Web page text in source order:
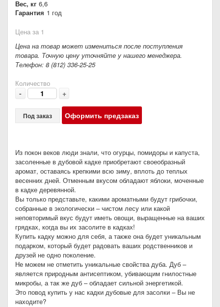
Вес, кг 6,6
Гарантия 1 год
Цена за 1
Цена на товар может измениться после поступления
товара. Точную цену уточняйте у нашего менеджера.
Телефон: 8 (812) 336-25-25
Количество
- +
Под заказ Оформить предзаказ
Из покон веков люди знали, что огурцы, помидоры и капуста,
засоленные в дубовой кадке приобретают своеобразный
аромат, оставаясь крепкими всю зиму, вплоть до теплых
весенних дней. Отменным вкусом обладают яблоки, моченные
в кадке деревянной.
Вы только представьте, какими ароматными будут грибочки,
собранные в экологически – чистом лесу или какой
неповторимый вкус будут иметь овощи, выращенные на ваших
грядках, когда вы их засолите в кадках!
Купить кадку можно для себя, а также она будет уникальным
подарком, который будет радовать ваших родственников и
друзей не одно поколение.
Не можем не отметить уникальные свойства дуба. Дуб –
является природным антисептиком, убивающим гнилостные
микробы, а так же дуб – обладает сильной энергетикой.
Это повод купить у нас кадки дубовые для засолки – Вы не
находите?